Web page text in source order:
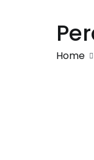
Home